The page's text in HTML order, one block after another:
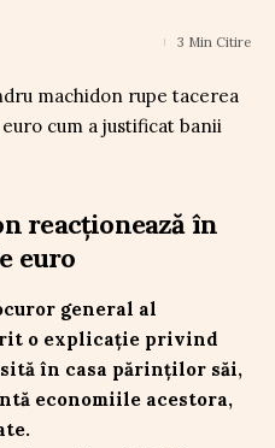
3 Min Citire
reacționează în
euro
general al
o explicație privind
în casa părinților săi,
economiile acestora,